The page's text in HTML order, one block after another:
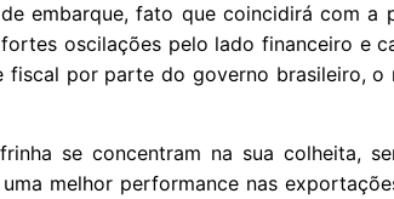
embarque, fato que coincidirá com a
oscilações pelo lado financeiro e
por parte do governo brasileiro, o
se concentram na sua colheita,
melhor performance nas